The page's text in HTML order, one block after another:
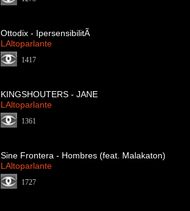
Ottodix - IpersensibilitÃ
LAltoparlante
1417
KINGSHOUTERS - JANE
LAltoparlante
1361
Sine Frontera - Hombres (feat. Malakaton)
LAltoparlante
1727